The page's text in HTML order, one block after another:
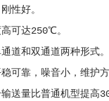
性好。
可达250℃。
道和双通道两种形式。
可靠，噪音小，维护方
量比普通机型提高